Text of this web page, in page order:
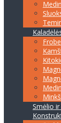
Smėlio